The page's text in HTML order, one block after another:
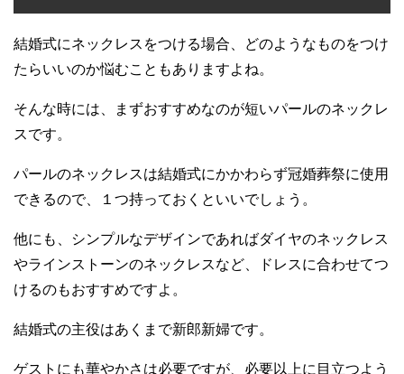
結婚式にネックレスをつける場合、どのようなものをつけ
たらいいのか悩むこともありますよね。
そんな時には、まずおすすめなのが短いパールのネックレ
スです。
パールのネックレスは結婚式にかかわらず冠婚葬祭に使用
できるので、１つ持っておくといいでしょう。
他にも、シンプルなデザインであればダイヤのネックレス
やラインストーンのネックレスなど、ドレスに合わせてつ
けるのもおすすめですよ。
結婚式の主役はあくまで新郎新婦です。
ゲストにも華やかさは必要ですが、必要以上に目立つよう